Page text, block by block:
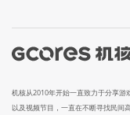
机核从2010年开始一直致力于分享
以及视频节目，一直在不断寻找民间